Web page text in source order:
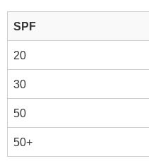
SPF
20
30
50
50+